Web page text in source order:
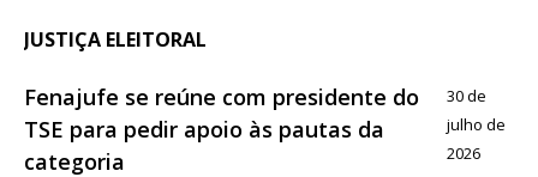
JUSTIÇA ELEITORAL
Fenajufe se reúne com presidente do
TSE para pedir apoio às pautas da
categoria
30 de
julho de
2026